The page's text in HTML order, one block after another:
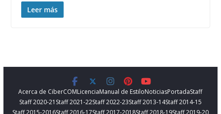
Leer más
Acerca de CiberCOMLicenciaManual de EstiloNoticiasPortadaStaff
Staff 2020-21 Staff 2021-22Staff 2022-23Staff 2013-14Staff 2014-15
Staff 2015-2016Staff 2016-17Staff 2017-2018Staff 2018-19Staff 2019-20